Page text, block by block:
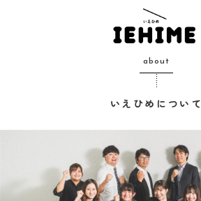
about
いえひめについて